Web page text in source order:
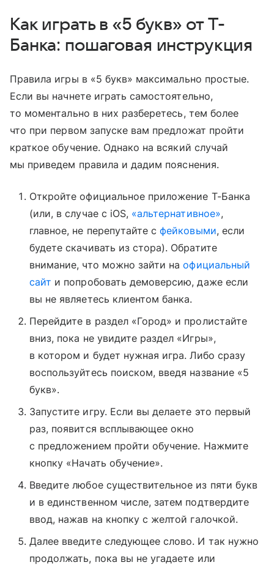
Как играть в «5 букв» от Т-
Банка: пошаговая инструкция
Правила игры в «5 букв» максимально простые.
Если вы начнете играть самостоятельно,
то моментально в них разберетесь, тем более
что при первом запуске вам предложат пройти
краткое обучение. Однако на всякий случай
мы приведем правила и дадим пояснения.
Откройте официальное приложение Т-Банка
(или, в случае с iOS, «альтернативное»,
главное, не перепутайте сфейковыми, если
будете скачивать из стора). Обратите
внимание, что можно зайти наофициальный
сайт и попробовать демоверсию, даже если
вы не являетесь клиентом банка.
Перейдите в раздел «Город» и пролистайте
вниз, пока не увидите раздел «Игры»,
в котором и будет нужная игра. Либо сразу
воспользуйтесь поиском, введя название «5
букв».
Запустите игру. Если вы делаете это первый
раз, появится всплывающее окно
с предложением пройти обучение. Нажмите
кнопку «Начать обучение».
Введите любое существительное из пяти букв
и в единственном числе, затем подтвердите
ввод, нажав на кнопку с желтой галочкой.
Далее введите следующее слово. И так нужно
продолжать, пока вы не угадаете или